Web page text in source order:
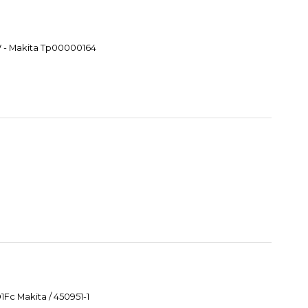
- Makita Tp00000164
Makita / 450951-1